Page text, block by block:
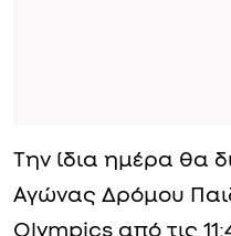
Την ίδια ημέρα θα
Αγώνας Δρόμου